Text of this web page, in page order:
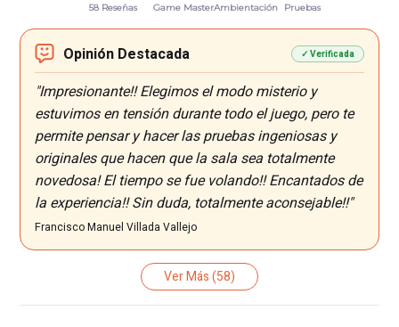
58 Reseñas Game MasterAmbientación Pruebas
Opinión Destacada ✓ Verificada
"Impresionante!! Elegimos el modo misterio y
estuvimos en tensión durante todo el juego, pero te
permite pensar y hacer las pruebas ingeniosas y
originales que hacen que la sala sea totalmente
novedosa! El tiempo se fue volando!! Encantados de
la experiencia!! Sin duda, totalmente aconsejable!!"
Francisco Manuel Villada Vallejo
Ver Más(58)